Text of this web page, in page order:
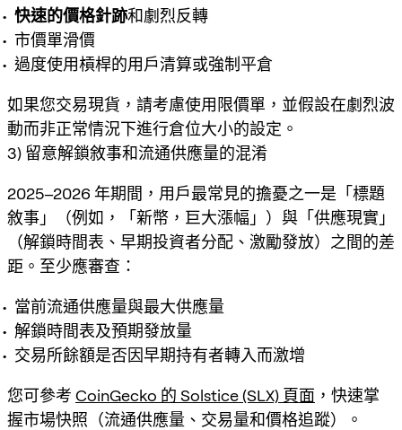
快速的價格針跡和劇烈反轉
市價單滑價
過度使用槓桿的用戶清算或強制平倉
如果您交易現貨，請考慮使用限價單，並假設在劇烈波
動而非正常情況下進行倉位大小的設定。
3) 留意解鎖敘事和流通供應量的混淆
2025–2026 年期間，用戶最常見的擔憂之一是「標題
敘事」（例如，「新幣，巨大漲幅」）與「供應現實」
（解鎖時間表、早期投資者分配、激勵發放）之間的差
距。至少應審查：
當前流通供應量與最大供應量
解鎖時間表及預期發放量
交易所餘額是否因早期持有者轉入而激增
您可參考 CoinGecko 的 Solstice (SLX) 頁面 ，快速掌
握市場快照（流通供應量、交易量和價格追蹤）。